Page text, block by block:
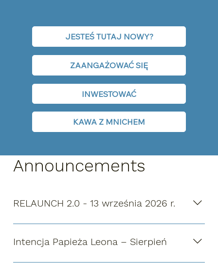
JESTEŚ TUTAJ NOWY?
ZAANGAŻOWAĆ SIĘ
INWESTOWAĆ
KAWA Z MNICHEM
Announcements
RELAUNCH 2.0 - 13 września 2026 r.
Zarezerwuj Datę! Będziemy wspólnie świętować
naszą wspólnotę parafialną, ponownie
zainaugurujemy program Rodzinnej Formacji Wiary
oraz przedstawimy nowe możliwości większego
Intencja Papieża Leona – Sierpień